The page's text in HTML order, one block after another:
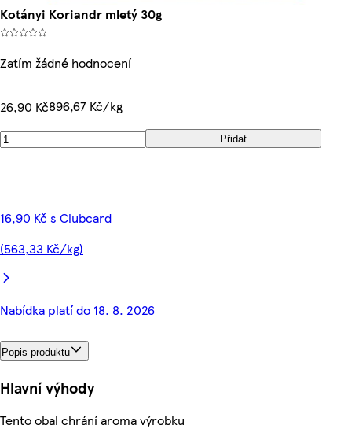
Kotányi Koriandr mletý 30g
Zatím žádné hodnocení
26,90 Kč896,67 Kč/kg
Přidat
16,90 Kč s Clubcard
(563,33 Kč/kg)
Nabídka platí do 18. 8. 2026
Popis produktu
Hlavní výhody
Tento obal chrání aroma výrobku